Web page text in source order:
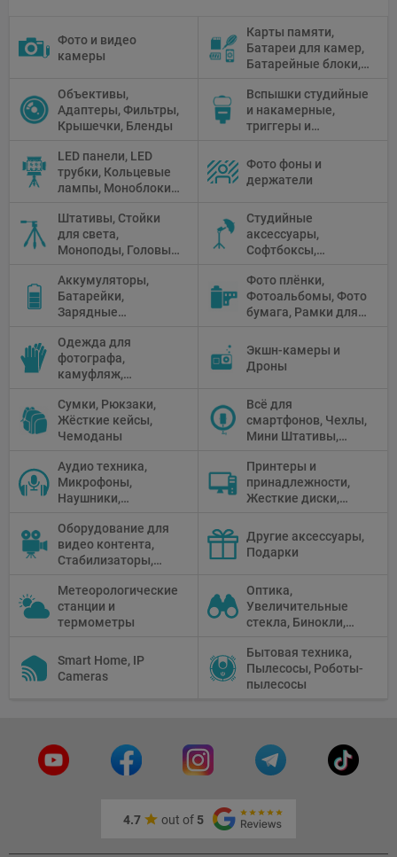
Фото и видео
камеры
Карты памяти,
Батареи для камер,
Батарейные блоки,
Объективы,
Адаптеры, Фильтры,
Крышечки, Бленды
Вспышки студийные
и накамерные,
триггеры и
LED панели, LED
трубки, Кольцевые
лампы, Моноблоки,
Флуоресцентное и
галогенное
освещение
Фото фоны и
держатели
Штативы, Стойки
для света,
Моноподы, Головы
Студийные
аксессуары,
Софтбоксы,
Рефлекторы,
Отражатели,
Предметные
Аккумуляторы,
Батарейки,
Зарядные
питания, Солнечные
панели
Фото плёнки,
Фотоальбомы, Фото
бумага, Рамки для
камеры
Одежда для
фотографа,
камуфляж,
Экшн-камеры и
Дроны
Сумки, Рюкзаки,
Жёсткие кейсы,
Чемоданы
Всё для
смартфонов, Чехлы,
Мини Штативы,
Аудио техника,
Микрофоны,
Наушники,
микшеры, Кабели и
адаптеры
Принтеры и
принадлежности,
Жесткие диски,
Проекторы,
Графические
Планшеты, Бумага
Оборудование для
видео контента,
Стабилизаторы,
Мониторы,
Профессиональное
видео
Другие аксессуары,
Подарки
Метеорологические
станции и
термометры
Оптика,
Увеличительные
стекла, Бинокли,
Телескопы,
Прицелы,
Микроскопы,
Smart Home, IP
Cameras
Бытовая техника,
Пылесосы, Роботы-
пылесосы
4.7 out of 5